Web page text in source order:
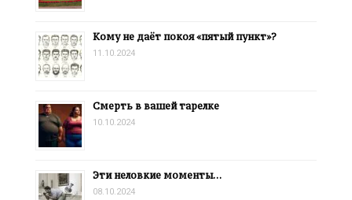
Кому не даёт покоя «пятый пункт»?
11.10.2024
Смерть в вашей тарелке
10.10.2024
Эти неловкие моменты…
08.10.2024